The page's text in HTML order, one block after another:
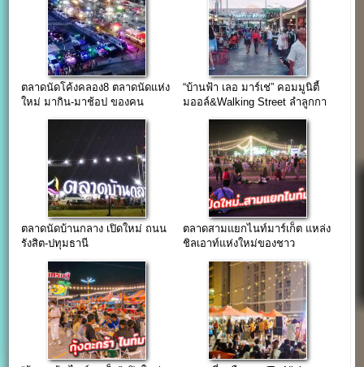
ตลาดนัดโค้งคลอง8 ตลาดนัดแห่ง
ใหม่ มากิน-มาช้อป ของคน
“บ้านฟ้า เลอ มาร์เช่” คอมมูนิตี้
มออล์&Walking Street ลำลูกกา
ตลาดนัดบ้านกลาง เปิดใหม่ ถนน
รังสิต-ปทุมธานี
ตลาดสามแยกไนท์มาร์เก็ต แหล่ง
ชิลเอาท์แห่งใหม่ของชาว